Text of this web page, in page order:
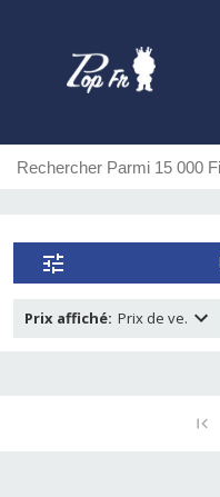
Prix affiché: Prix de ve.